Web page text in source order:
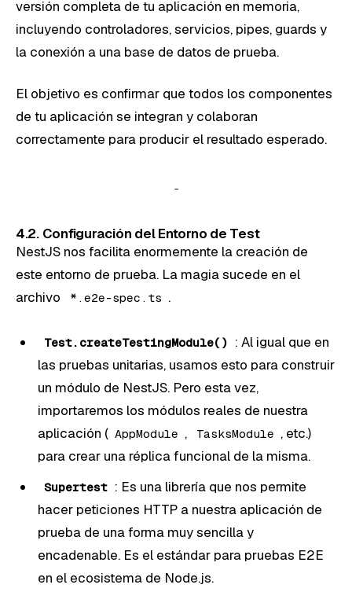
versión completa de tu aplicación en memoria,
incluyendo controladores, servicios, pipes, guards y
la conexión a una base de datos de prueba.
El objetivo es confirmar que todos los componentes
de tu aplicación se integran y colaboran
correctamente para producir el resultado esperado.
4.2. Configuración del Entorno de Test
NestJS nos facilita enormemente la creación de
este entorno de prueba. La magia sucede en el
archivo
*.e2e-spec.ts .
Test.createTestingModule() : Al igual que en
las pruebas unitarias, usamos esto para construir
un módulo de NestJS. Pero esta vez,
importaremos los módulos reales de nuestra
aplicación ( AppModule , TasksModule , etc.)
para crear una réplica funcional de la misma.
Supertest : Es una librería que nos permite
hacer peticiones HTTP a nuestra aplicación de
prueba de una forma muy sencilla y
encadenable. Es el estándar para pruebas E2E
en el ecosistema de Node.js.